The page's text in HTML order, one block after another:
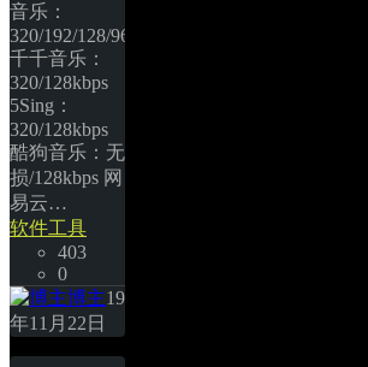
音乐：
320/192/128/96/64kbps
千千音乐：
320/128kbps
5Sing：
320/128kbps
酷狗音乐：无
损/128kbps 网
易云…
软件工具
403
0
博主19
年11月22日